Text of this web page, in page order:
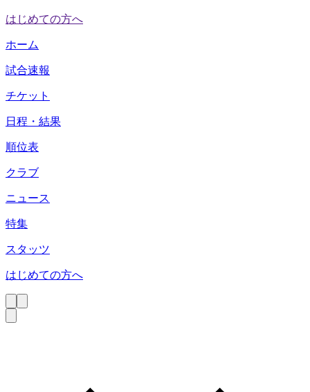
はじめての方へ
ホーム
試合速報
チケット
日程・結果
順位表
クラブ
ニュース
特集
スタッツ
はじめての方へ